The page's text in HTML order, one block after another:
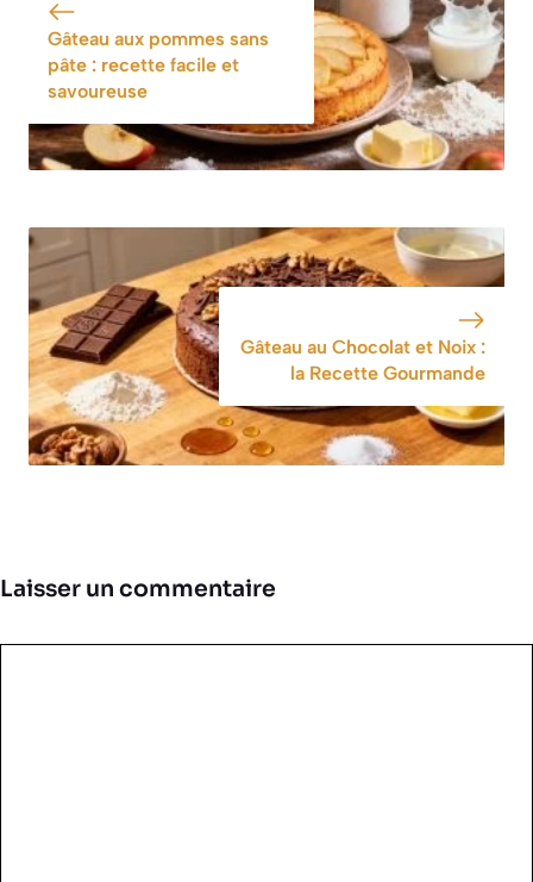
de l’ordinaire
incroyable et elle
est très légère »
Gâteau aux pommes sans
pâte : recette facile et
savoureuse
Gâteau au Chocolat et Noix :
la Recette Gourmande
Laisser un commentaire